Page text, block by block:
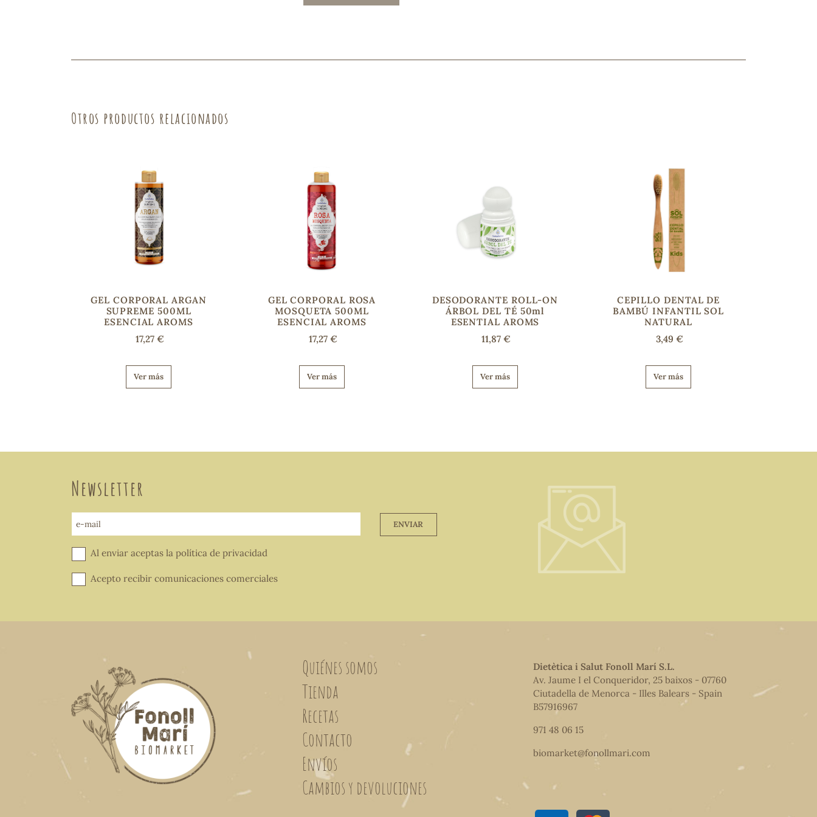
Higiene y cuidado capilar
Otros productos relacionados
GEL CORPORAL ARGAN
SUPREME 500ML
ESENCIAL AROMS
17,27 €
Ver más
GEL CORPORAL ROSA
MOSQUETA 500ML
ESENCIAL AROMS
17,27 €
Ver más
DESODORANTE ROLL-ON
ÁRBOL DEL TÉ 50ml
ESENTIAL AROMS
11,87 €
Ver más
CEPILLO DENTAL DE
BAMBÚ INFANTIL SOL
NATURAL
3,49 €
Ver más
Newsletter
e-mail ENVIAR
Al enviar aceptas la política de privacidad
Acepto recibir comunicaciones comerciales
Quiénes somos
Tienda
Recetas
Contacto
Envíos
Cambios y devoluciones
Dietètica i Salut Fonoll Marí S.L.
Av. Jaume I el Conqueridor, 25 baixos - 07760
Ciutadella de Menorca - Illes Balears - Spain
B57916967
971 48 06 15
biomarket@fonollmari.com